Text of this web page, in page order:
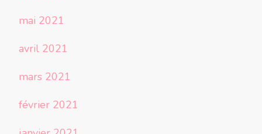
mai 2021
avril 2021
mars 2021
février 2021